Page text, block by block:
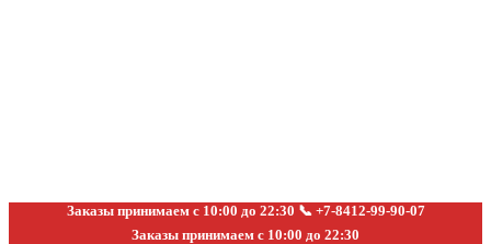
Заказы принимаем с 10:00 до 22:30 📞 +7-8412-99-90-07
Заказы принимаем с 10:00 до 22:30